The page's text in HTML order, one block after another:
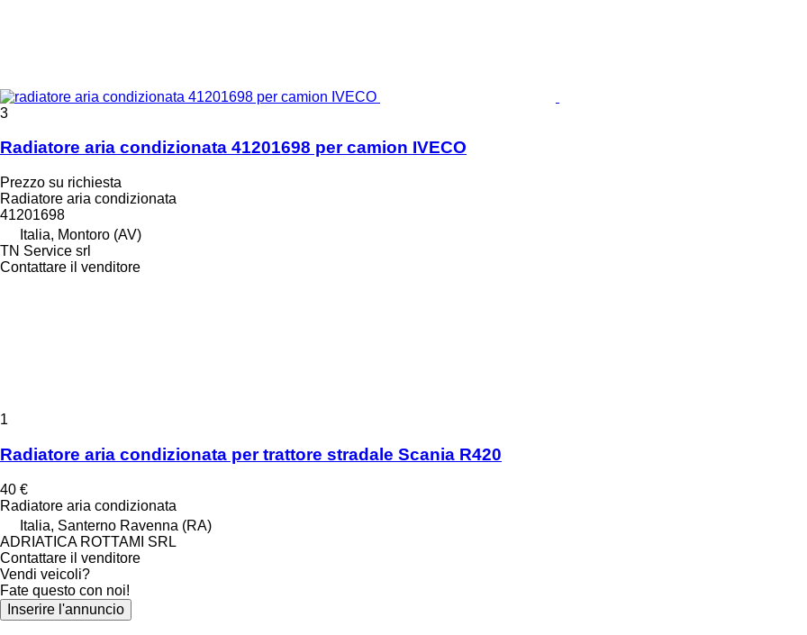
3
Radiatore aria condizionata 41201698 per camion IVECO
Prezzo su richiesta
Radiatore aria condizionata
41201698
Italia, Montoro (AV)
TN Service srl
Contattare il venditore
1
Radiatore aria condizionata per trattore stradale Scania R420
40 €
Radiatore aria condizionata
Italia, Santerno Ravenna (RA)
ADRIATICA ROTTAMI SRL
Contattare il venditore
Vendi veicoli?
Fate questo con noi!
Inserire l'annuncio